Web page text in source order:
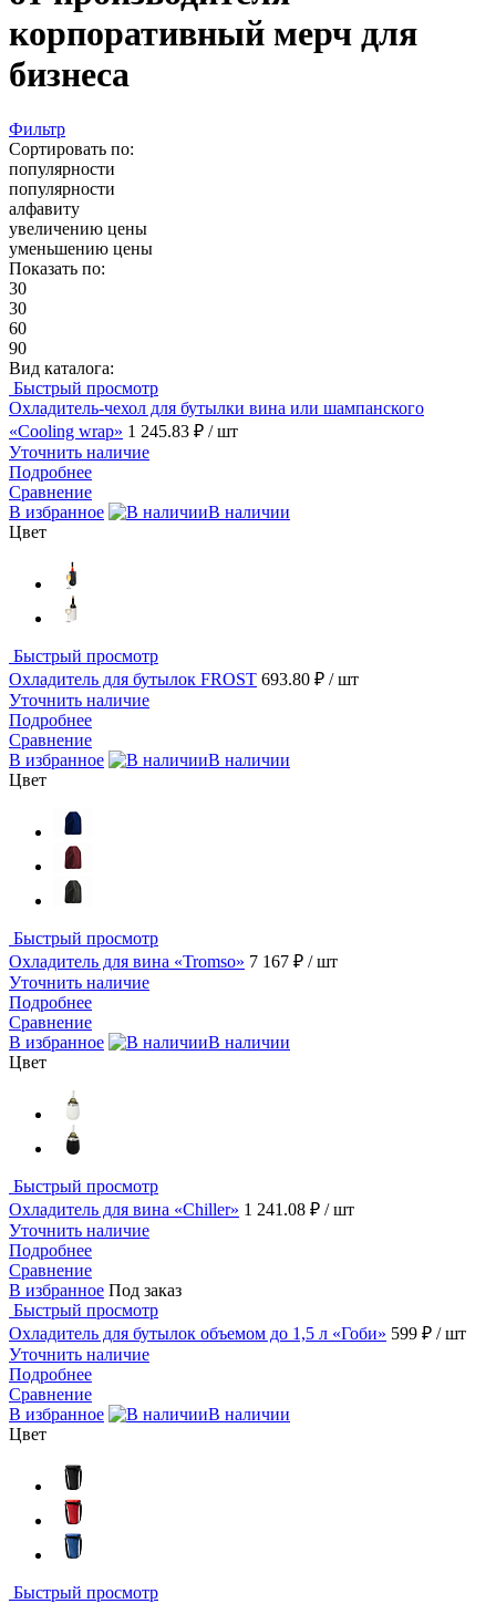
корпоративный мерч для
бизнеса
Фильтр
Сортировать по:
популярности
популярности
алфавиту
увеличению цены
уменьшению цены
Показать по:
30
30
60
90
Вид каталога:
Быстрый просмотр
Охладитель-чехол для бутылки вина или шампанского
«Cooling wrap» 1 245.83 ₽ / шт
Уточнить наличие
Подробнее
Сравнение
В избранное
В наличии
Цвет
Быстрый просмотр
Охладитель для бутылок FROST 693.80 ₽ / шт
Уточнить наличие
Подробнее
Сравнение
В избранное
В наличии
Цвет
Быстрый просмотр
Охладитель для вина «Tromso» 7 167 ₽ / шт
Уточнить наличие
Подробнее
Сравнение
В избранное
В наличии
Цвет
Быстрый просмотр
Охладитель для вина «Chiller» 1 241.08 ₽ / шт
Уточнить наличие
Подробнее
Сравнение
В избранное Под заказ
Быстрый просмотр
Охладитель для бутылок объемом до 1,5 л «Гоби» 599 ₽ / шт
Уточнить наличие
Подробнее
Сравнение
В избранное
В наличии
Цвет
Быстрый просмотр